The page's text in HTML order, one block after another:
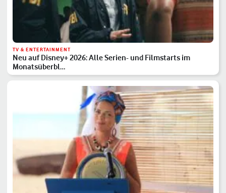
TV & ENTERTAINMENT
Neu auf Disney+ 2026: Alle Serien- und Filmstarts im
Monatsüberbl…